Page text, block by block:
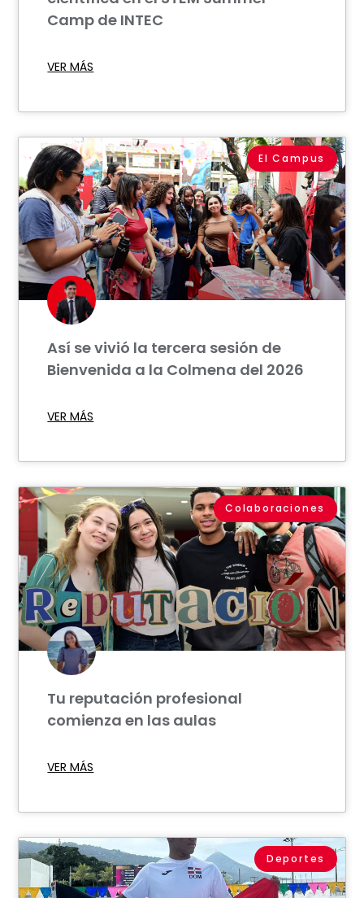
Camp de INTEC
VER MÁS
El Campus
Así se vivió la tercera sesión de
Bienvenida a la Colmena del 2026
VER MÁS
Colaboraciones
Tu reputación profesional
comienza en las aulas
VER MÁS
Deportes